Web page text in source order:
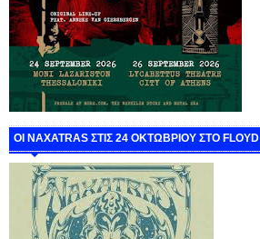
ΟΙ NAXATRAS ΣΤΙΣ 24 ΟΚΤΩΒΡΙΟΥ ΣΤΟ FLOYD